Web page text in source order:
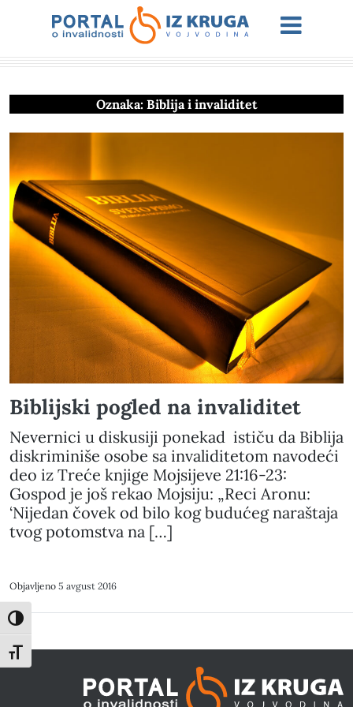
Toggle High Contrast
Toggle Font size
Oznaka: Biblija i invaliditet
Biblijski pogled na invaliditet
Nevernici u diskusiji ponekad ističu da Biblija
diskriminiše osobe sa invaliditetom navodeći
deo iz Treće knjige Mojsijeve 21:16-23:
Gospod je još rekao Mojsiju: „Reci Aronu:
‘Nijedan čovek od bilo kog budućeg naraštaja
tvog potomstva na […]
Objavljeno 5 avgust 2016